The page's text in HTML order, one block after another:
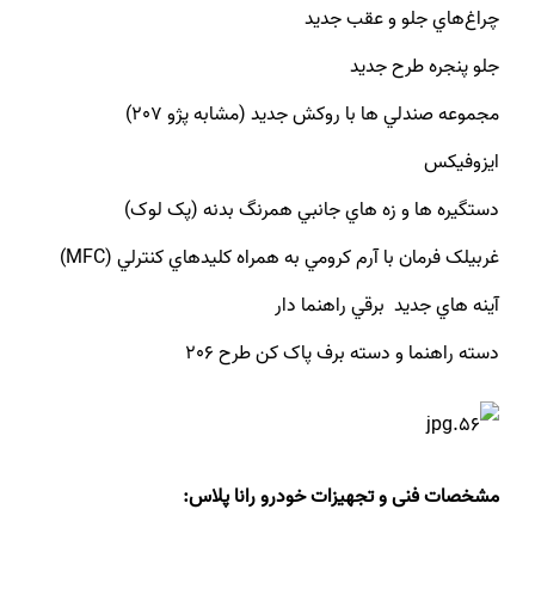
چراغ‌هاي جلو و عقب جديد
جلو پنجره طرح جديد
مجموعه صندلي ها با روكش جديد (مشابه پژو 207)
ايزوفيکس
دستگيره ها و زه هاي جانبي همرنگ بدنه (پک لوک)
غربيلک فرمان با آرم کرومي به همراه كليدهاي كنترلي (MFC)
آينه هاي جديد برقي راهنما دار
دسته راهنما و دسته برف پاک کن طرح 206
مشخصات فنی و تجهیزات خودرو رانا پلاس: